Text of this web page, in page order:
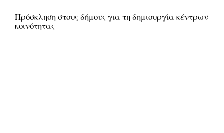
Πρόσκληση στους δήμους για τη δημιουργία κέντρων
κοινότητας